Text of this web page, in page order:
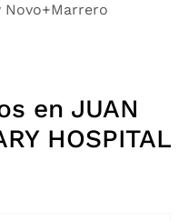
Novo+Marrero
en JUAN
HOSPITAL